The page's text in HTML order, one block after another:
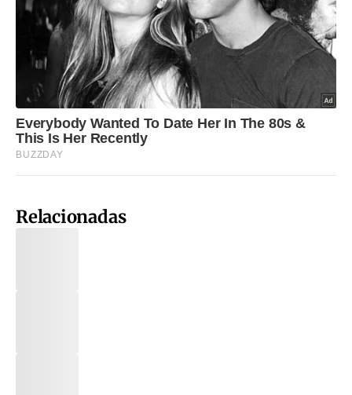
Relacionadas